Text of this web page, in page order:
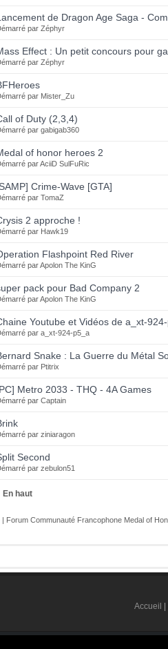
de Dragon Age Saga -
par Zéphyr
Effect : Un petit concours pour
par Zéphyr
par Mister_Zu
of Duty (2,3,4)
par gabigab360
of honor heroes 2
parAciiD SulFuRic
Crime-Wave [GTA]
par TomaZ
2 approche !
par Hawk19
Flashpoint Red River
parApolon The KinG
pack pour Bad Company 2
parApolon The KinG
Youtube et Vidéos de a_xt-
par a_xt-924-p5_a
Snake : La Guerre du Métal
par Ptitrix
Metro 2033 - THQ - 4A Games
par Captain
par ziniaragon
Second
par zebulon51
En haut
Forum Communauté Francophone Medal of
Accueil |